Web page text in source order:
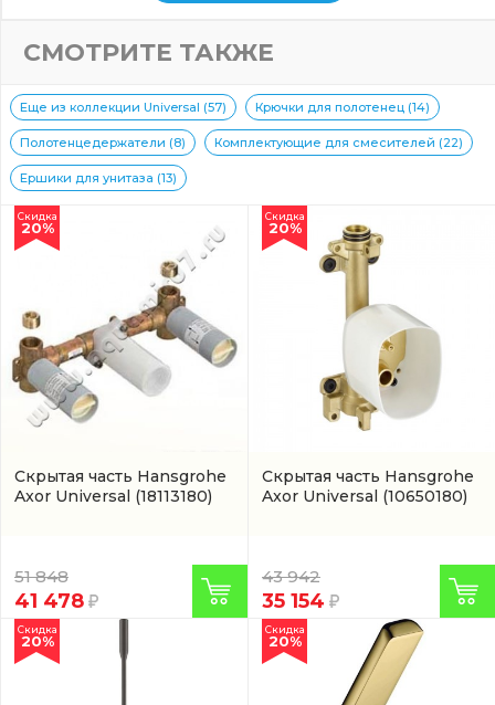
СМОТРИТЕ ТАКЖЕ
Еще из коллекции Universal (57) Крючки для полотенец (14)
Полотенцедержатели (8) Комплектующие для смесителей (22)
Ершики для унитаза (13)
Скрытая часть Hansgrohe
Axor Universal (18113180)
Скидка
20%
51 848
41 478
Скрытая часть Hansgrohe
Axor Universal (10650180)
Скидка
20%
43 942
35 154
Скидка
20%
Скидка
20%